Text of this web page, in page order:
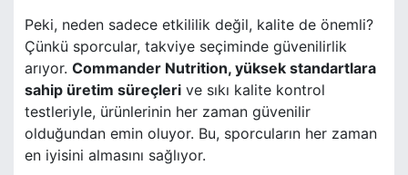
Peki, neden sadece etkililik değil, kalite de önemli?
Çünkü sporcular, takviye seçiminde güvenilirlik
arıyor. Commander Nutrition, yüksek standartlara
sahip üretim süreçleri ve sıkı kalite kontrol
testleriyle, ürünlerinin her zaman güvenilir
olduğundan emin oluyor. Bu, sporcuların her zaman
en iyisini almasını sağlıyor.